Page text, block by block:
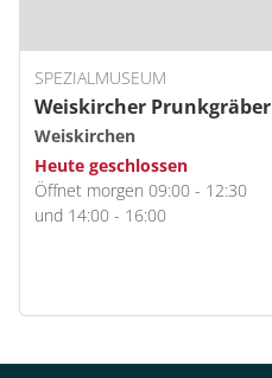
SPEZIALMUSEUM
Weiskircher Prunkgräber
Weiskirchen
Heute geschlossen
Öffnet morgen 09:00 - 12:30
und 14:00 - 16:00